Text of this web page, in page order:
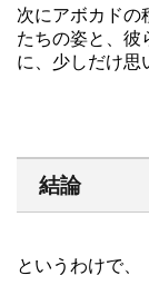
次にアボカドの
たちの姿と、彼
に、少しだけ思
結論
というわけで、